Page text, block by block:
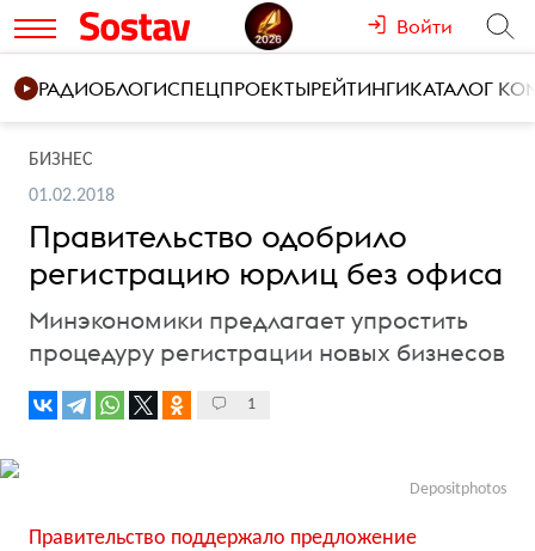
Войти
РАДИОБЛОГИСПЕЦПРОЕКТЫРЕЙТИНГИКАТАЛОГ
БИЗНЕС
01.02.2018
Правительство одобрило
регистрацию юрлиц без офиса
Минэкономики предлагает упростить
процедуру регистрации новых бизнесов
1
Depositphotos
Правительство поддержало предложение